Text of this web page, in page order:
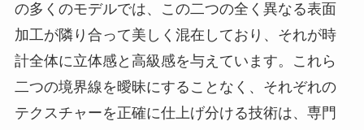
の多くのモデルでは、この二つの全く異なる表面
加工が隣り合って美しく混在しており、それが時
計全体に立体感と高級感を与えています。これら
二つの境界線を曖昧にすることなく、それぞれの
テクスチャーを正確に仕上げ分ける技術は、専門